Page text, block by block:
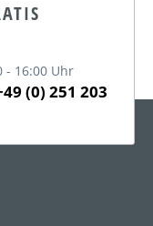
- 16:00 Uhr
(0) 251 203